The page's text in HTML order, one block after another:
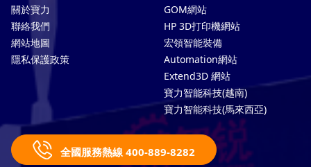
關於寶力
聯絡我們
網站地圖
隱私保護政策
GOM網站
HP 3D打印機網站
宏領智能裝備
Automation網站
Extend3D 網站
寶力智能科技(越南)
寶力智能科技(馬來西亞)
全國服務熱線 400-889-8282